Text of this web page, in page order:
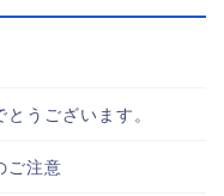
うございます。
ご注意